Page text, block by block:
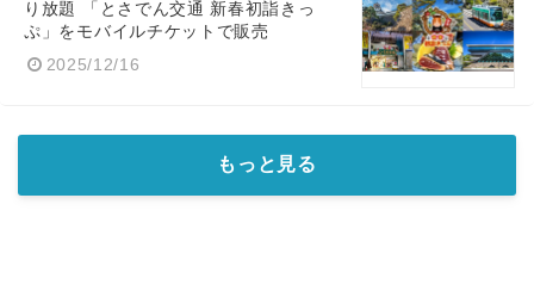
り放題 「とさでん交通 新春初詣きっ
ぷ」をモバイルチケットで販売
2025/12/16
もっと見る